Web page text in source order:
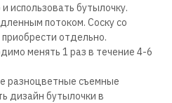
использовать бутылочку.
потоком. Соску со
отдельно.
менять 1 раз в течение 4-6
разноцветные съемные
дизайн бутылочки в